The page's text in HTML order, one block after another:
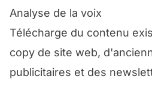
Analyse de la voix
Télécharge du contenu
copy de site web,
publicitaires et des